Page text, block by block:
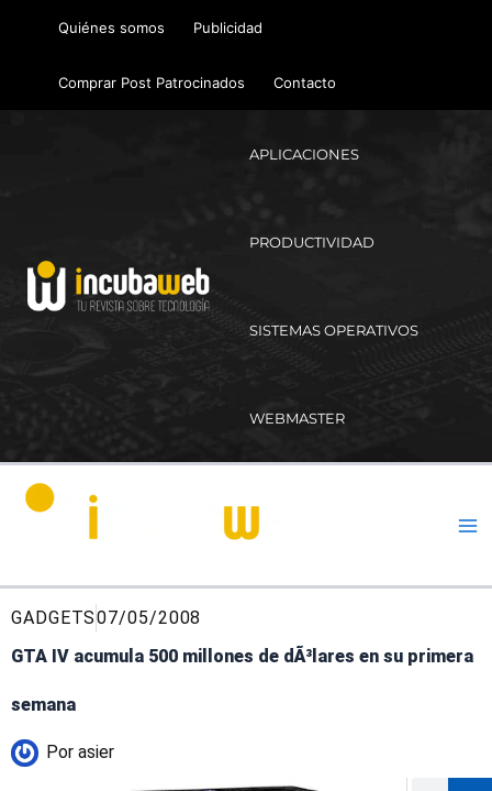
Quiénes somos Publicidad
Comprar Post Patrocinados Contacto
APLICACIONES
PRODUCTIVIDAD
SISTEMAS OPERATIVOS
WEBMASTER
GADGETS07/05/2008
GTA IV acumula 500 millones de dÃ³lares en su primera
semana
Por asier